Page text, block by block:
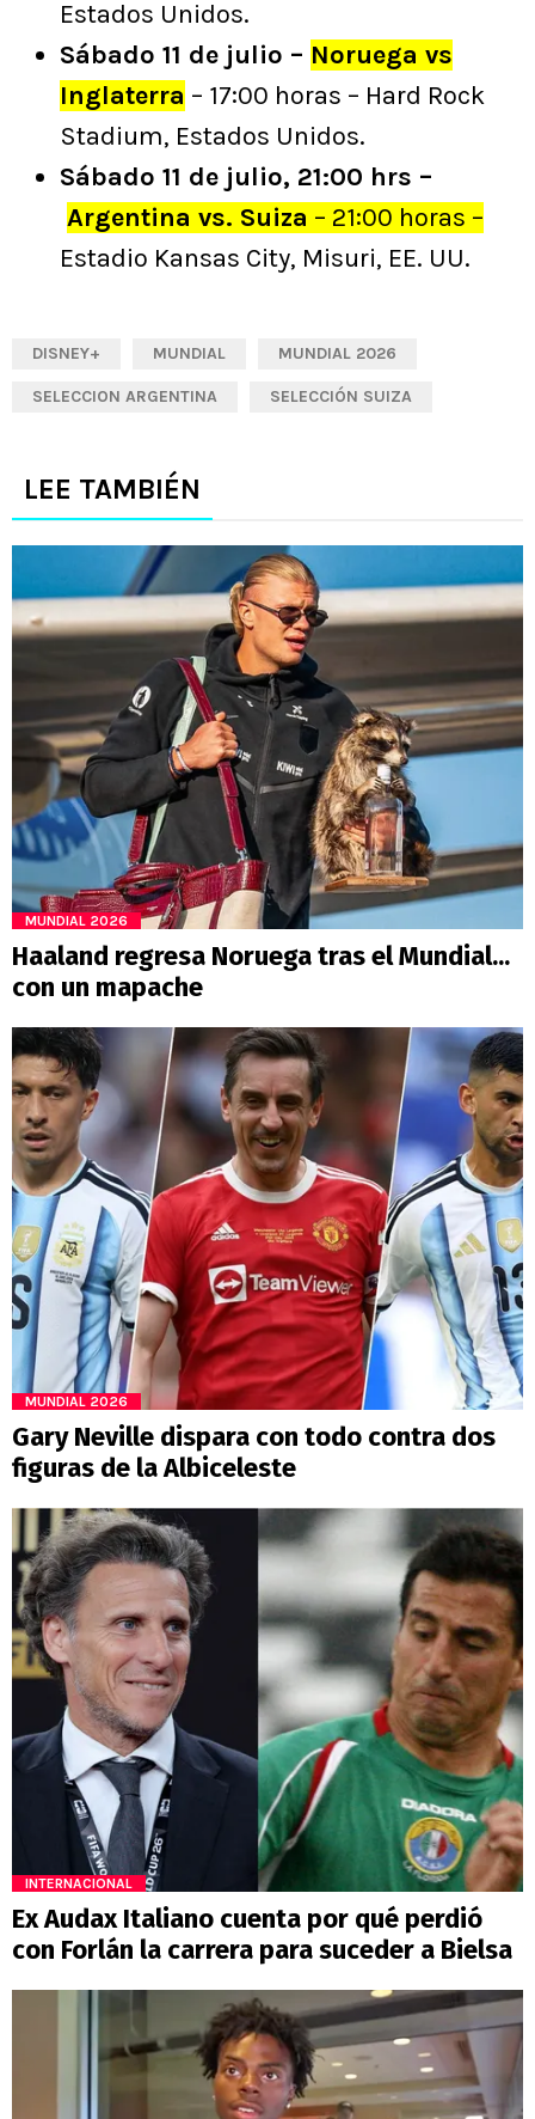
Estados Unidos.
Sábado 11 de julio – Noruega vs
Inglaterra – 17:00 horas – Hard Rock
Stadium, Estados Unidos.
Sábado 11 de julio, 21:00 hrs –
Argentina vs. Suiza – 21:00 horas –
Estadio Kansas City, Misuri, EE. UU.
DISNEY+ MUNDIAL MUNDIAL 2026
SELECCION ARGENTINA SELECCIÓN SUIZA
LEE TAMBIÉN
MUNDIAL 2026
Haaland regresa Noruega tras el Mundial...
con un mapache
MUNDIAL 2026
Gary Neville dispara con todo contra dos
figuras de la Albiceleste
INTERNACIONAL
Ex Audax Italiano cuenta por qué perdió
con Forlán la carrera para suceder a Bielsa